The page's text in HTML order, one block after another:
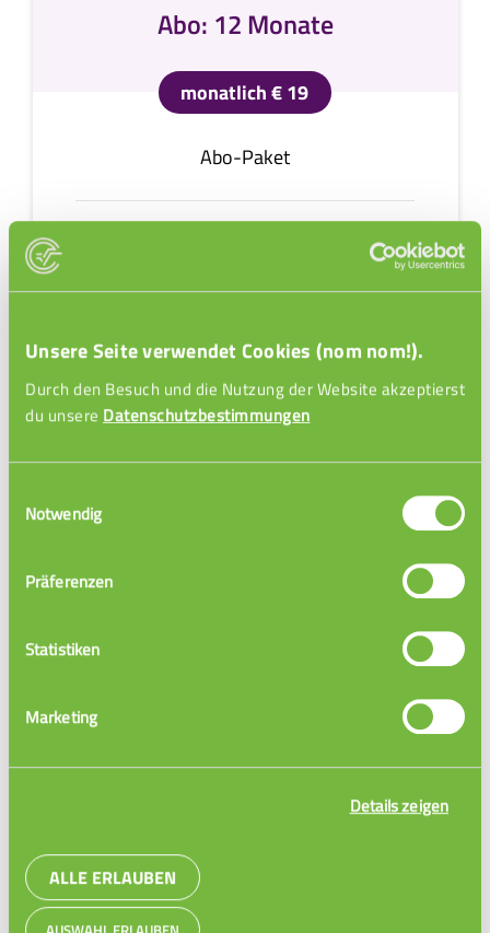
Unsere Seite verwendet Cookies (nom nom!).
Durch den Besuch und die Nutzung der Website akzeptierst
du unsere Datenschutzbestimmungen
Notwendig
Präferenzen
Statistiken
Marketing
Details zeigen
ALLE ERLAUBEN
Abo: 12 Monate
monatlich € 19
Abo-Paket
Mindestlaufzeit 12 Monate